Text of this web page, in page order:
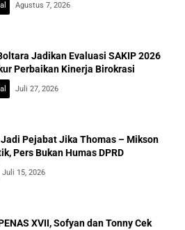
Agustus 7, 2026
Jadikan Evaluasi SAKIP 2026
Perbaikan Kinerja Birokrasi
Juli 27, 2026
Pejabat Jika Thomas – Mikson
Pers Bukan Humas DPRD
Juli 15, 2026
XVII, Sofyan dan Tonny Cek